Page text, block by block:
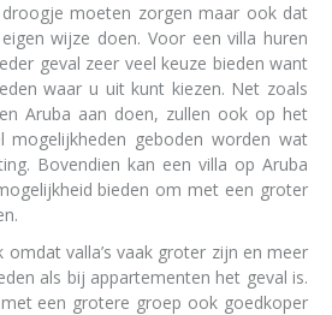
moeten zorgen maar ook dat
wijze doen. Voor een villa huren
geval zeer veel keuze bieden want
waar u uit kunt kiezen. Net zoals
Aruba aan doen, zullen ook op het
mogelijkheden geboden worden wat
Bovendien kan een villa op Aruba
bieden om met een groter
valla’s vaak groter zijn en meer
als bij appartementen het geval is.
een grotere groep ook goedkoper